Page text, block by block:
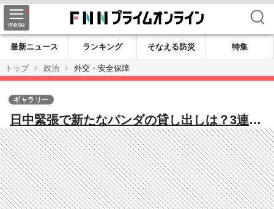
検索
最新ニュース ランキング そなえる防災
特集
トップ
政治 外交・安全保障
日中緊張で新たなパンダの貸し出しは？3連休
の上野動物園は70分待ち 人気スポットにも
影響…団体キャンセル相次ぎ悲鳴も
ギャラリー